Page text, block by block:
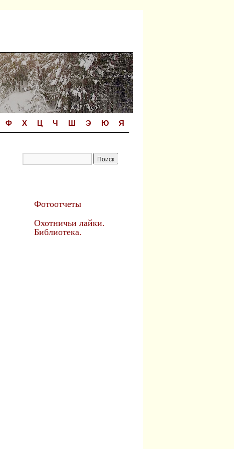
Ф Х Ц Ч Ш Э Ю Я
Фотоотчеты
Охотничьи лайки.
Библиотека.